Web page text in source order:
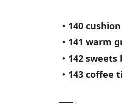
・140
・141 warm
・142
・143 coffee